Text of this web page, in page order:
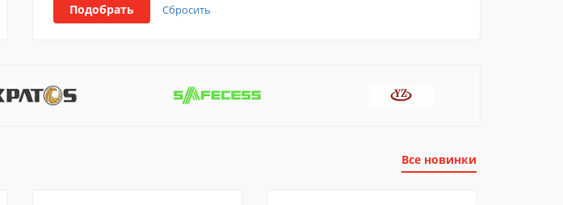
Подобрать Сбросить
Все новинки